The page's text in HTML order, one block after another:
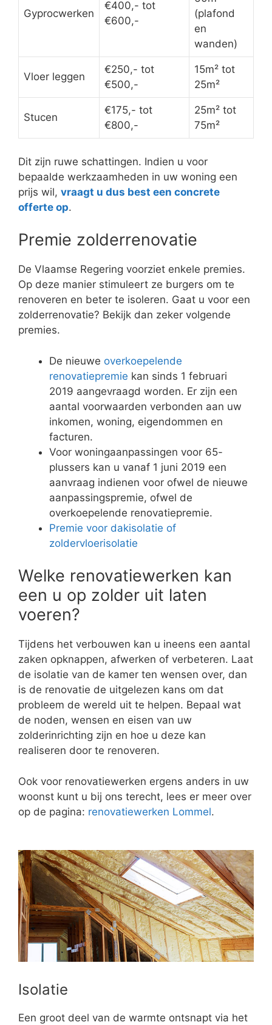
Gyprocwerken
€400,- tot
€600,-
(plafond
en
wanden)
Vloer leggen
€250,- tot
€500,-
15m² tot
25m²
Stucen
€175,- tot
€800,-
25m² tot
75m²
Dit zijn ruwe schattingen. Indien u voor
bepaalde werkzaamheden in uw woning een
prijs wil, vraagt u dus best een concrete
offerte op.
Premie zolderrenovatie
De Vlaamse Regering voorziet enkele premies.
Op deze manier stimuleert ze burgers om te
renoveren en beter te isoleren. Gaat u voor een
zolderrenovatie? Bekijk dan zeker volgende
premies.
De nieuwe overkoepelende
renovatiepremie kan sinds 1 februari
2019 aangevraagd worden. Er zijn een
aantal voorwaarden verbonden aan uw
inkomen, woning, eigendommen en
facturen.
Voor woningaanpassingen voor 65-
plussers kan u vanaf 1 juni 2019 een
aanvraag indienen voor ofwel de nieuwe
aanpassingspremie, ofwel de
overkoepelende renovatiepremie.
Premie voor dakisolatie of
zoldervloerisolatie
Welke renovatiewerken kan
een u op zolder uit laten
voeren?
Tijdens het verbouwen kan u ineens een aantal
zaken opknappen, afwerken of verbeteren. Laat
de isolatie van de kamer ten wensen over, dan
is de renovatie de uitgelezen kans om dat
probleem de wereld uit te helpen. Bepaal wat
de noden, wensen en eisen van uw
zolderinrichting zijn en hoe u deze kan
realiseren door te renoveren.
Ook voor renovatiewerken ergens anders in uw
woonst kunt u bij ons terecht, lees er meer over
op de pagina: renovatiewerken Lommel.
Isolatie
Een groot deel van de warmte ontsnapt via het